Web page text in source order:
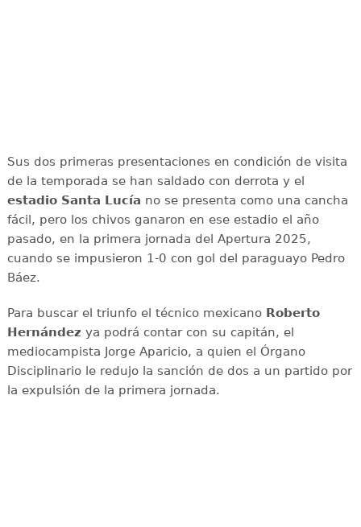
Sus dos primeras presentaciones en condición de visita
de la temporada se han saldado con derrota y el
estadio Santa Lucía no se presenta como una cancha
fácil, pero los chivos ganaron en ese estadio el año
pasado, en la primera jornada del Apertura 2025,
cuando se impusieron 1-0 con gol del paraguayo Pedro
Báez.
Para buscar el triunfo el técnico mexicano Roberto
Hernández ya podrá contar con su capitán, el
mediocampista Jorge Aparicio, a quien el Órgano
Disciplinario le redujo la sanción de dos a un partido por
la expulsión de la primera jornada.